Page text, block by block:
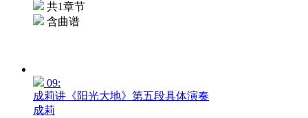
共1章节
含曲谱
09:
成莉讲《阳光大地》第五段具体演奏
成莉